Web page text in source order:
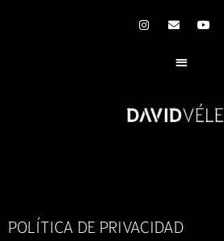
POLÍTICA DE PRIVACIDAD